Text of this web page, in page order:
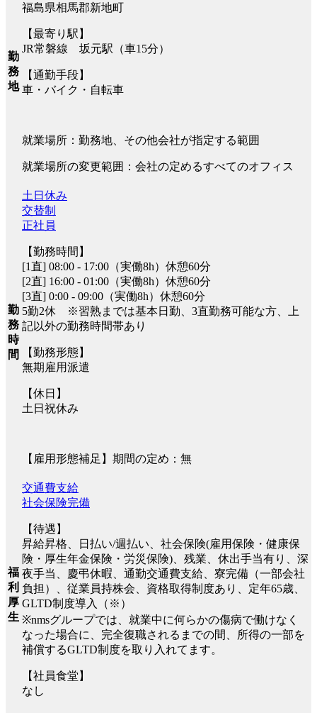
勤
務
地
福島県相馬郡新地町
【最寄り駅】
JR常磐線 坂元駅（車15分）
【通勤手段】
車・バイク・自転車
就業場所：勤務地、その他会社が指定する範囲
就業場所の変更範囲：会社の定めるすべてのオフィス
勤
務
時
間
土日休み
交替制
正社員
【勤務時間】
[1直] 08:00 - 17:00（実働8h）休憩60分
[2直] 16:00 - 01:00（実働8h）休憩60分
[3直] 0:00 - 09:00（実働8h）休憩60分
5勤2休 ※習熟までは基本日勤、3直勤務可能な方、上
記以外の勤務時間帯あり
【勤務形態】
無期雇用派遣
【休日】
土日祝休み
【雇用形態補足】期間の定め：無
福
利
厚
生
交通費支給
社会保険完備
【待遇】
昇給昇格、日払い/週払い、社会保険(雇用保険・健康保
険・厚生年金保険・労災保険)、残業、休出手当有り、深
夜手当、慶弔休暇、通勤交通費支給、寮完備（一部会社
負担）、従業員持株会、資格取得制度あり、定年65歳、
GLTD制度導入（※）
※nmsグループでは、就業中に何らかの傷病で働けなく
なった場合に、完全復職されるまでの間、所得の一部を
補償するGLTD制度を取り入れてます。
【社員食堂】
なし